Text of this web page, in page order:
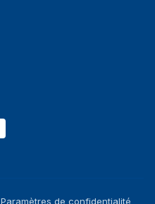
Paramètres de confidentialité